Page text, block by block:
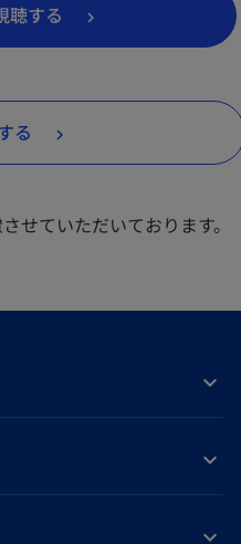
聴する
し
タ
で
く
る
せていただいております。